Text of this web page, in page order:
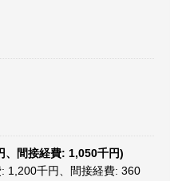
、間接経費: 1,050千円)
1,200千円、間接経費: 360